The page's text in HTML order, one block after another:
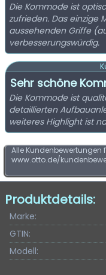
Die Kommode ist
zufrieden. Das einzige
aussehenden Griffe
verbesserungswürdig.
Sehr schöne
Die Kommode ist
detaillierten
weiteres Highlight ist
Alle Kundenbewertungen
www.otto.de/
Produktdetails:
Marke:
GTIN:
Modell: